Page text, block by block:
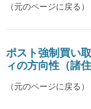
（元のページに戻る
ポスト強制買い
ィの方向性（諸住
（元のページに戻る